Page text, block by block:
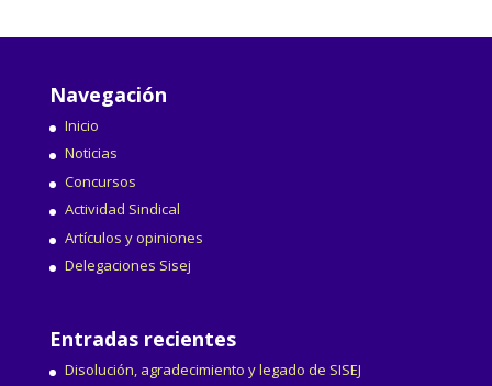
Navegación
Inicio
Noticias
Concursos
Actividad Sindical
Artículos y opiniones
Delegaciones Sisej
Entradas recientes
Disolución, agradecimiento y legado de SISEJ